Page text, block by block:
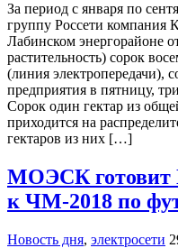
За период с января по
группу Россети компания
Лабинском энергорайоне
растительность) сорок
(линия электропередачи),
предприятия в пятницу,
Сорок один гектар из
приходится на
гектаров из них […]
МОЭСК готовит
к ЧМ-2018 по
Новость дня, электросети